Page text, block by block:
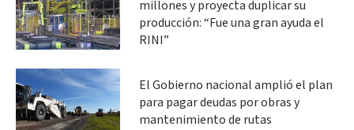
millones y proyecta duplicar su
producción: “Fue una gran ayuda el
RINI”
El Gobierno nacional amplió el plan
para pagar deudas por obras y
mantenimiento de rutas